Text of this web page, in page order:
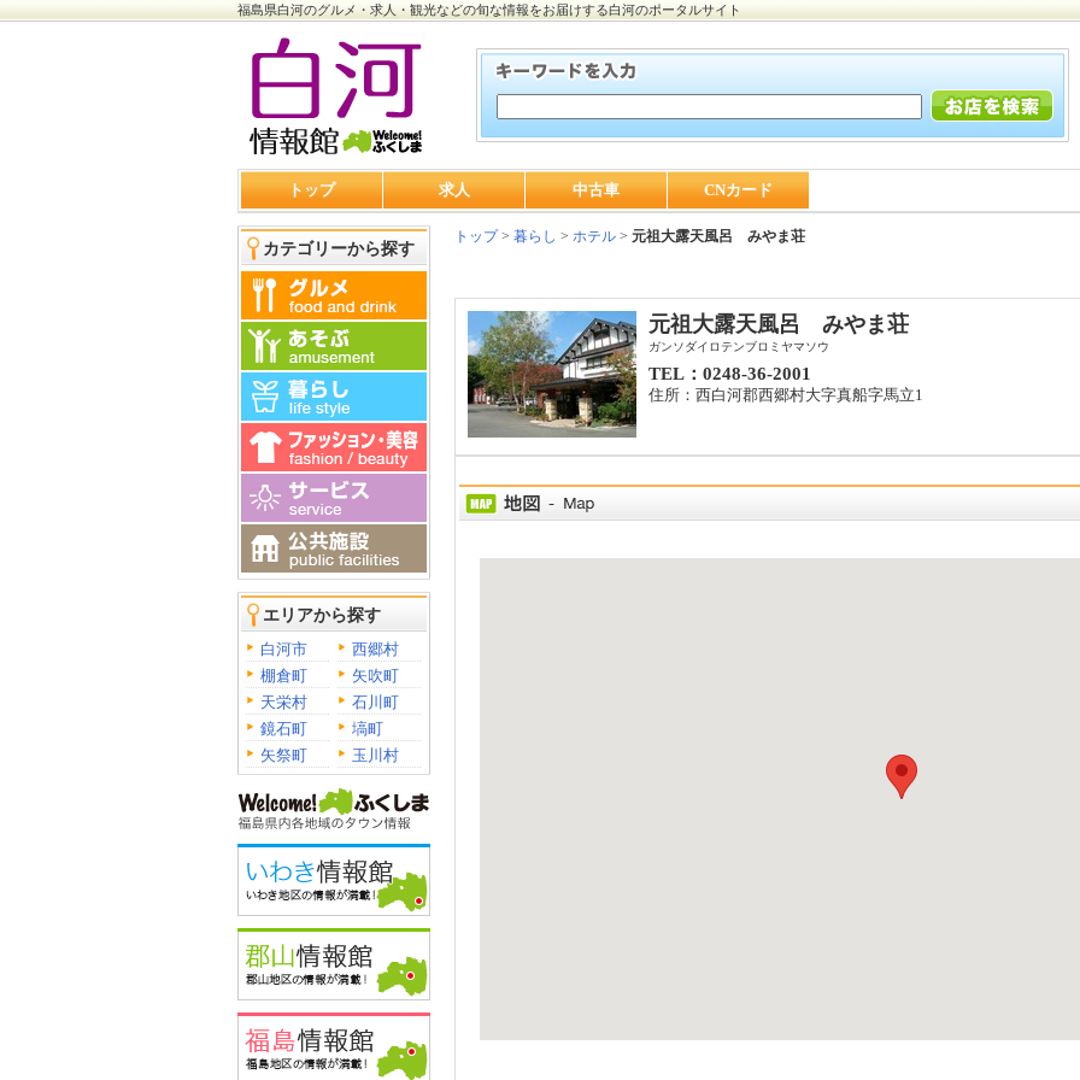
福島県白河のグルメ・求人・観光などの旬な情報をお届けする白河のポータルサイト
トップ 求人 中古車 CNカード
カテゴリーから探す
エリアから探す
白河市
西郷村
棚倉町
矢吹町
天栄村
石川町
鏡石町
塙町
矢祭町
玉川村
トップ> 暮らし > ホテル > 元祖大露天風呂 みやま荘
元祖大露天風呂 みやま荘
ガンソダイロテンブロミヤマソウ
TEL：0248-36-2001
住所：西白河郡西郷村大字真船字馬立1